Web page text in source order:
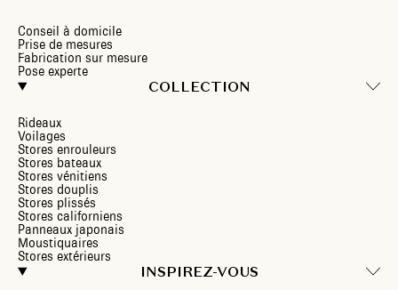
Conseil à domicile
Prise de mesures
Fabrication sur mesure
Pose experte
COLLECTION
Rideaux
Voilages
Stores enrouleurs
Stores bateaux
Stores vénitiens
Stores douplis
Stores plissés
Stores californiens
Panneaux japonais
Moustiquaires
Stores extérieurs
INSPIREZ-VOUS